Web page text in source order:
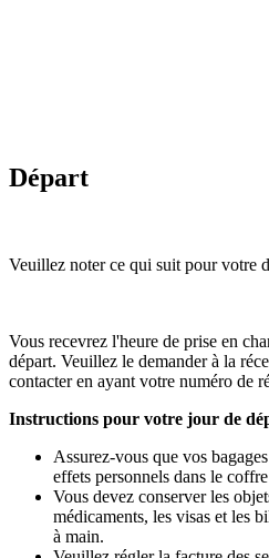
Départ
Veuillez noter ce qui suit pour votre
Vous recevrez l'heure de prise en
départ. Veuillez le demander à la
contacter en ayant votre numéro de
Instructions pour votre jour de
Assurez-vous que vos
effets personnels dans le
Vous devez conserver les
médicaments, les visas et les
à main.